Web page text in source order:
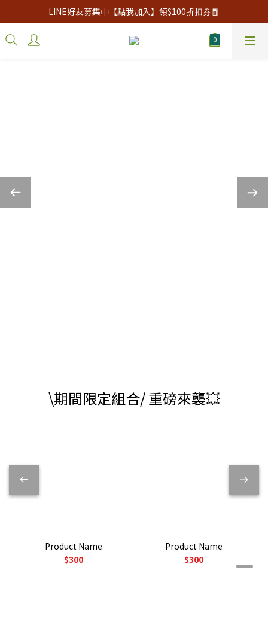
LINE好友募集中【點我加入】領$100折扣券🧧
\期間限定組合/ 重磅來襲💥
Product Name
$300
Product Name
$300